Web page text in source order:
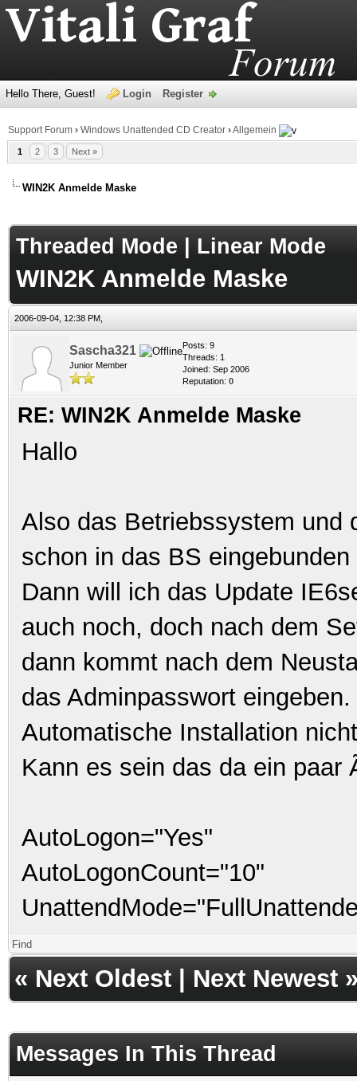
Hello There, Guest! Login Register
Support Forum › Windows Unattended CD Creator ›Allgemein
1 2 3 Next »
WIN2K Anmelde Maske
Threaded Mode Linear Mode
WIN2K Anmelde Maske
2006-09-04, 12:38 PM,
Sascha321
Junior Member
Posts: 9
Threads: 1
Joined: Sep 2006
Reputation: 0
RE: WIN2K Anmelde Maske
Hallo
Also das Betriebssystem und
schon in das BS
Dann will ich das Update
auch noch, doch nach dem
dann kommt nach dem
das Adminpasswort
Automatische Installation
Kann es sein das da ein paar
AutoLogon="Yes"
AutoLogonCount="10"
UnattendMode="
Find
« Next Oldest Next Newest
Messages In This Thread